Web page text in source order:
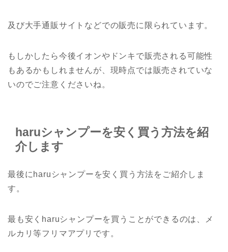
及び大手通販サイトなどでの販売に限られています。
もしかしたら今後イオンやドンキで販売される可能性
もあるかもしれませんが、現時点では販売されていな
いのでご注意くださいね。
haruシャンプーを安く買う方法を紹
介します
最後にharuシャンプーを安く買う方法をご紹介しま
す。
最も安くharuシャンプーを買うことができるのは、メ
ルカリ等フリマアプリです。